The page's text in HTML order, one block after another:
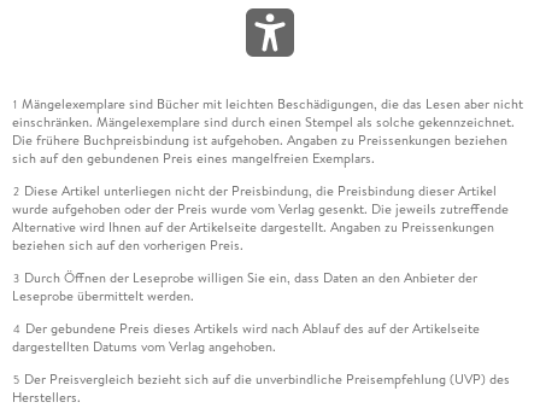
1 Mängelexemplare sind Bücher mit leichten Beschädigungen, die das Lesen aber nicht
einschränken. Mängelexemplare sind durch einen Stempel als solche gekennzeichnet.
Die frühere Buchpreisbindung ist aufgehoben. Angaben zu Preissenkungen beziehen
sich auf den gebundenen Preis eines mangelfreien Exemplars.
2 Diese Artikel unterliegen nicht der Preisbindung, die Preisbindung dieser Artikel
wurde aufgehoben oder der Preis wurde vom Verlag gesenkt. Die jeweils zutreffende
Alternative wird Ihnen auf der Artikelseite dargestellt. Angaben zu Preissenkungen
beziehen sich auf den vorherigen Preis.
3 Durch Öffnen der Leseprobe willigen Sie ein, dass Daten an den Anbieter der
Leseprobe übermittelt werden.
4 Der gebundene Preis dieses Artikels wird nach Ablauf des auf der Artikelseite
dargestellten Datums vom Verlag angehoben.
5 Der Preisvergleich bezieht sich auf die unverbindliche Preisempfehlung (UVP) des
Herstellers.